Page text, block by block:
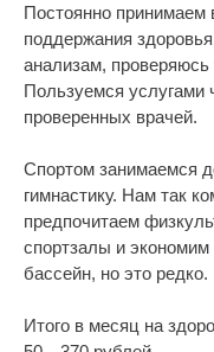
Постоянно
поддержания
анализам, проверяюсь
Пользуемся услугами
проверенных врачей.
Спортом занимаемся
гимнастику. Нам так
предпочитаем
спортзалы и экономим
бассейн, но это редко.
Итого в месяц на